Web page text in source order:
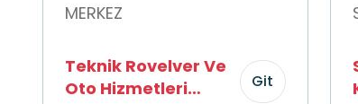
MERKEZ
Teknik Rovelver Ve
Oto Hizmetleri
Git